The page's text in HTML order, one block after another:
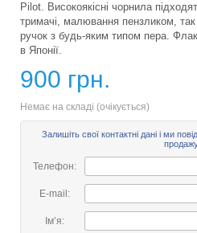
Pilot. Високоякісні чорнила
тримачі, малювання пензликом,
ручок з будь-яким типом пера.
в Японії.
900 грн.
Немає на складі (очікується)
Залишіть свої контактні дані і ми
Телефон:
E-mail:
Імʼя: